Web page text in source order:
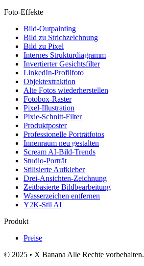
Foto-Effekte
Bild-Outpainting
Bild zu Strichzeichnung
Bild zu Pixel
Internes Strukturdiagramm
Invertierter Gesichtsfilter
LinkedIn-Profilfoto
Objektextraktion
Alte Fotos wiederherstellen
Fotobox-Raster
Pixel-Illustration
Pixie-Schnitt-Filter
Produktposter
Professionelle Porträtfotos
Innenraum neu gestalten
Scream AI-Bild-Trends
Studio-Porträt
Stilisierte Aufkleber
Drei-Ansichten-Zeichnung
Zeitbasierte Bildbearbeitung
Wasserzeichen entfernen
Y2K-Stil AI
Produkt
Preise
© 2025 • X Banana Alle Rechte vorbehalten.